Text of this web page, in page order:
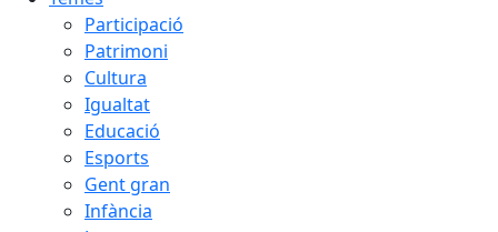
Participació
Patrimoni
Cultura
Igualtat
Educació
Esports
Gent gran
Infància